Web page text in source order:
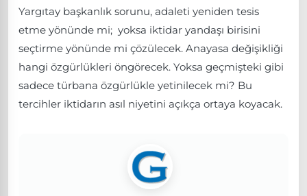
Yargıtay başkanlık sorunu, adaleti yeniden tesis
etme yönünde mi; yoksa iktidar yandaşı birisini
seçtirme yönünde mi çözülecek. Anayasa değişikliği
hangi özgürlükleri öngörecek. Yoksa geçmişteki gibi
sadece türbana özgürlükle yetinilecek mi? Bu
tercihler iktidarın asıl niyetini açıkça ortaya koyacak.